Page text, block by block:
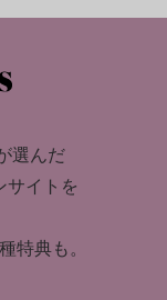
選んだ
サイトを
特典も。